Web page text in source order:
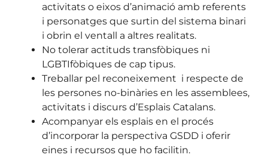
activitats o eixos d’animació amb referents
i personatges que surtin del sistema binari
i obrin el ventall a altres realitats.
No tolerar actituds transfòbiques ni
LGBTIfòbiques de cap tipus.
Treballar pel reconeixement i respecte de
les persones no-binàries en les assemblees,
activitats i discurs d’Esplais Catalans.
Acompanyar els esplais en el procés
d’incorporar la perspectiva GSDD i oferir
eines i recursos que ho facilitin.